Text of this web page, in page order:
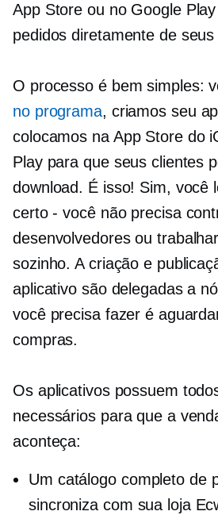
App Store ou no Google
pedidos diretamente de seus
O processo é bem simples:
no programa, criamos seu
colocamos na App Store do
Play para que seus clientes
download. É isso! Sim, você
certo - vocênão precisa
desenvolvedores ou
sozinho. A criação e
aplicativo são delegadas a
você precisa fazer é
compras.
Os aplicativos possuem
necessários para que a
aconteça:
Um catálogo completo de
sincroniza com sua loja